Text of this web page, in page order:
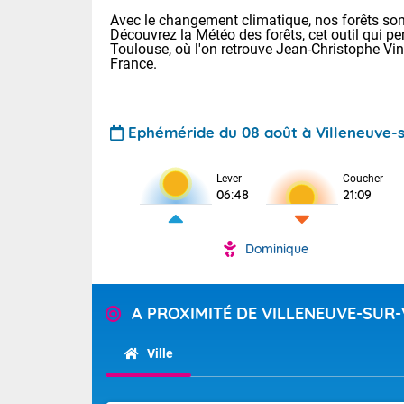
Avec le changement climatique, nos forêts
Découvrez la Météo des forêts, cet outil qui
Toulouse, où l'on retrouve Jean-Christophe
France.
Ephéméride du 08 août à Villeneuve-
Lever
06:48
Coucher
21:09
Dominique
A PROXIMITÉ DE VILLENEUVE-SUR-
Ville
Voici les
29/16 Paris :
Clermont-Fd
Limoges :
Lille : 28/15
Temps